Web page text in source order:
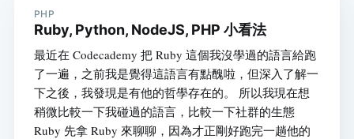
PHP
Ruby, Python, NodeJS, PHP 小看法
最近在 Codecademy 把 Ruby 這個我沒學過的語言給跑
了一遍，之前我是覺得這語言有點醜啦，但深入了解一
下之後，我發現是有他的哲學存在的。 所以我現在想
稍微比較一下我碰過的語言，比較一下社群的生態
Ruby 先拿 Ruby 來聊聊，因為才正剛好跑完一趟他的